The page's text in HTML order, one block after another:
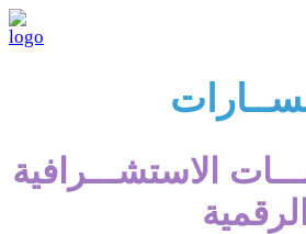
الاستشـــرافية